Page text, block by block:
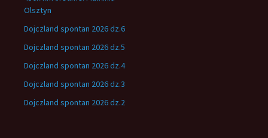
Olsztyn
Dojczland spontan 2026 dz.6
Dojczland spontan 2026 dz.5
Dojczland spontan 2026 dz.4
Dojczland spontan 2026 dz.3
Dojczland spontan 2026 dz.2